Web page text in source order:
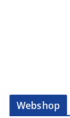
Webshop